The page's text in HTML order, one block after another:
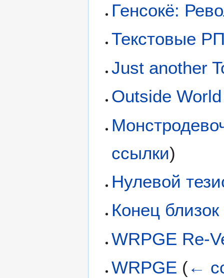
Генсокё:
Текстовые
Just another
Outside
ссылки)
Нулевой
Конец близок
WRPGE Re-
WRPGE (←